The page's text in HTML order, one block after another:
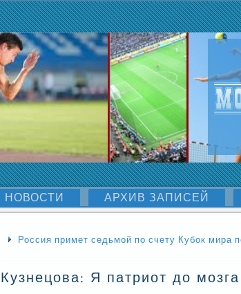
НОВОСТИ АРХИВ ЗАПИСЕЙ
Россия примет седьмой по счету Кубок мира
Кузнецова: Я патриот до мозга